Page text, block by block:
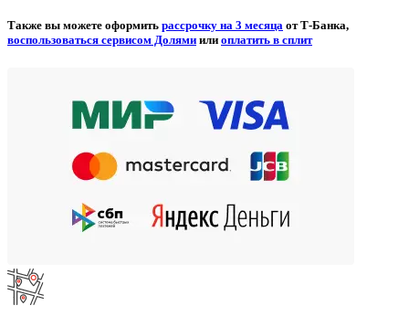
Также вы можете оформить рассрочку на 3 месяца от Т-Банка,
воспользоваться сервисом Долями или оплатить в сплит